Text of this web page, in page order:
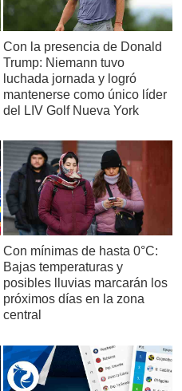
Con la presencia de Donald
Trump: Niemann tuvo
luchada jornada y logró
mantenerse como único líder
del LIV Golf Nueva York
Con mínimas de hasta 0°C:
Bajas temperaturas y
posibles lluvias marcarán los
próximos días en la zona
central